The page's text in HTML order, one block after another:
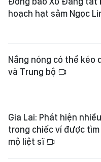
hoạch hạt sâm Ngọc
Nắng nóng có thể kéo
và Trung bộ
Gia Lai: Phát hiện
trong chiếc ví được
mộ liệt sĩ